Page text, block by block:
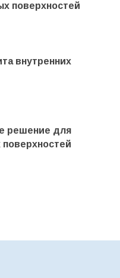
поверхностей
внутренних
решение для